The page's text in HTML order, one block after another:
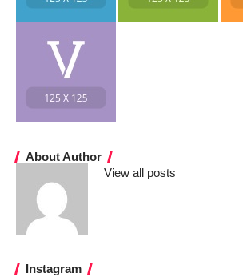
About Author
View all posts
Instagram